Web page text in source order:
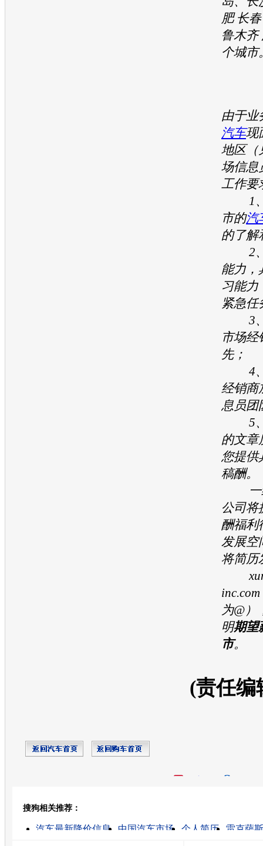
肥 长
鲁木齐
个城市
由于业
汽车现
地区（
场信息
工作要
1、
市的汽
的了解
2、
能力，
习能力
紧急任
3、
市场经
先；
4、
经销商
息员团
5、
的文章
您提供
稿酬。
一经
公司将
酬福利
发展空
将简历
为@）
明期望
市。
(责任编
搜狗相关推荐：
汽车最新降价信息 中国汽车市场 个人简历
雷克萨